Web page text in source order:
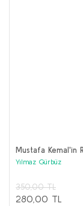
Mustafa Kemal'in
Yılmaz Gürbüz
350,00 TL
280,00 TL